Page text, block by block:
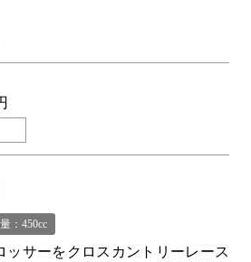
：450cc
ッサーをクロスカントリーレース